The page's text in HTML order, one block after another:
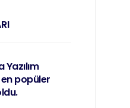
Yazılım
en popüler